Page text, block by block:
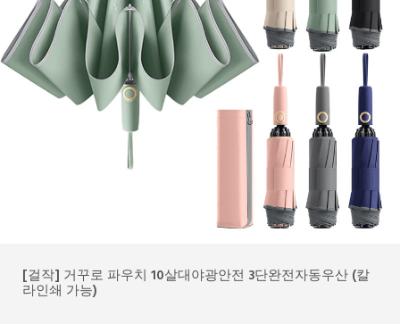
[걸작] 거꾸로 파우치 10살대야광안전 3단완전자동우산 (칼
라인쇄 가능)